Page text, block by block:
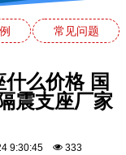
常见问题
么价格 国
震支座厂家
9:30:45 333